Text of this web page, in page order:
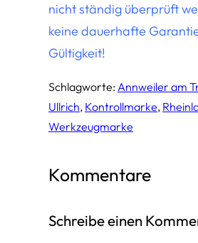
nicht ständig überprüft
keine dauerhafte
Gültigkeit!
Schlagworte: Annweiler am
Ullrich, Kontrollmarke,
Werkzeugmarke
Kommentare
Schreibe einen